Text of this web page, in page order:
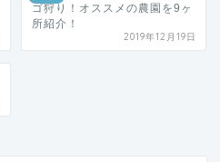
ゴ狩り！オススメの農園を9ヶ
所紹介！
2019年12月19日